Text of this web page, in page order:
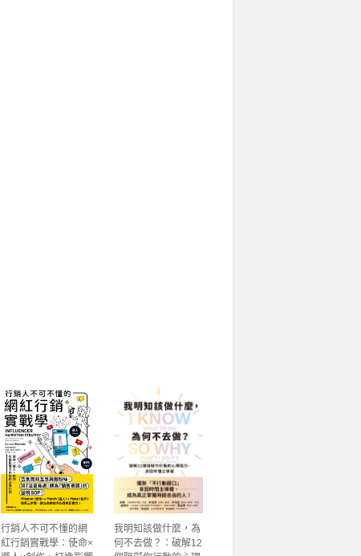
行銷人不可不懂的網
紅行銷實戰學：使命×
我明知該做什麼，為
何不去做？：破解12